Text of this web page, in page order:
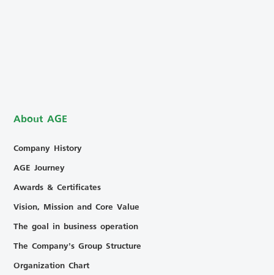
About AGE
Company History
AGE Journey
Awards & Certificates
Vision, Mission and Core Value
The goal in business operation
The Company’s Group Structure
Organization Chart